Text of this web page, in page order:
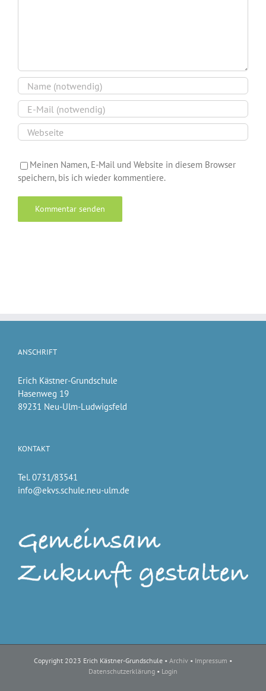
Meinen Namen, E-Mail und Website in diesem Browser
speichern, bis ich wieder kommentiere.
ANSCHRIFT
Erich Kästner-Grundschule
Hasenweg 19
89231 Neu-Ulm-Ludwigsfeld
KONTAKT
Tel. 0731/83541
info@ekvs.schule.neu-ulm.de
Copyright 2023 Erich Kästner-Grundschule • Archiv • Impressum •
Datenschutzerklärung • Login